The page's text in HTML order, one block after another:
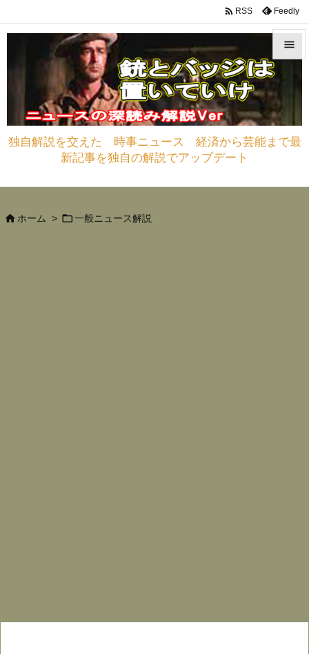
独自解説を交えた 時事ニュース 経済から芸能まで最
新記事を独自の解説でアップデート


サイド


 RSS Feedly
 ホーム >  一般ニュース解説